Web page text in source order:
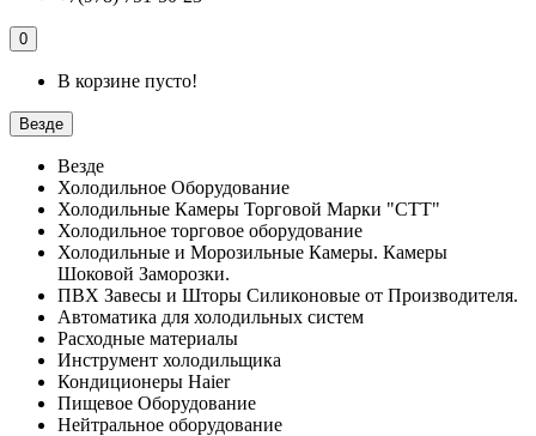
0
В корзине пусто!
Везде
Везде
Холодильное Оборудование
Холодильные Камеры Торговой Марки "СТТ"
Холодильное торговое оборудование
Холодильные и Морозильные Камеры. Камеры
Шоковой Заморозки.
ПВХ Завесы и Шторы Силиконовые от Производителя.
Автоматика для холодильных систем
Расходные материалы
Инструмент холодильщика
Кондиционеры Haier
Пищевое Оборудование
Нейтральное оборудование